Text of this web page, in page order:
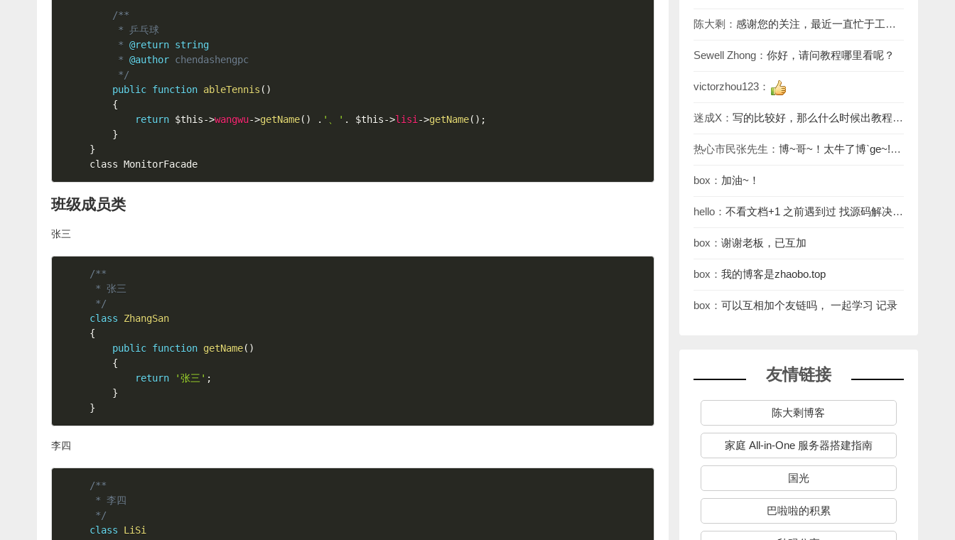
/**
     *
@return string
     *
@author chendashengpc
     */
public function ableTennis ( )
{
return $this->wangwu->getName( ) . '、' . $this->lisi ->getName( ) ;
}
}
class MonitorFacade
班级成员类
张三
/**
*/
class
ZhangSan
{
public function getName( )
{
return
'张三' ;
}
}
李四
/**
*/
class
LiSi
陈大剩： 感谢您的关注，最近一直忙于工
Sewell Zhong： 你好，请问教程哪里看呢？
victorzhou123：
迷成X： 写的比较好，那么什么时候出教程
热心市民张先生： 博~哥~！太牛了博`ge~!
box： 加油~！
hello： 不看文档+1 之前遇到过 找源码解决的
box： 谢谢老板，已互加
box： 我的博客是zhaobo.top
box： 可以互相加个友链吗， 一起学习 记录
友情链接
陈大剩博客
家庭 All-in-One 服务器搭建指南
国光
巴啦啦的积累